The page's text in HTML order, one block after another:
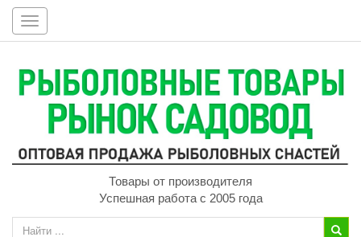
Toggle
navigation
Товары от производителя
Успешная работа с 2005 года